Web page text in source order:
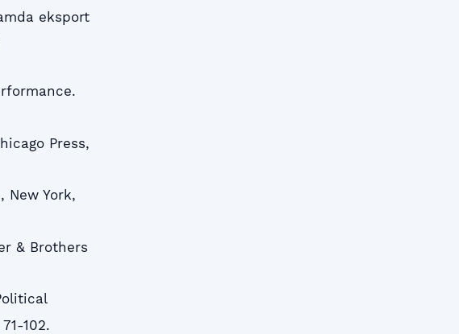
eksport
Press,
New York,
& Brothers
102.